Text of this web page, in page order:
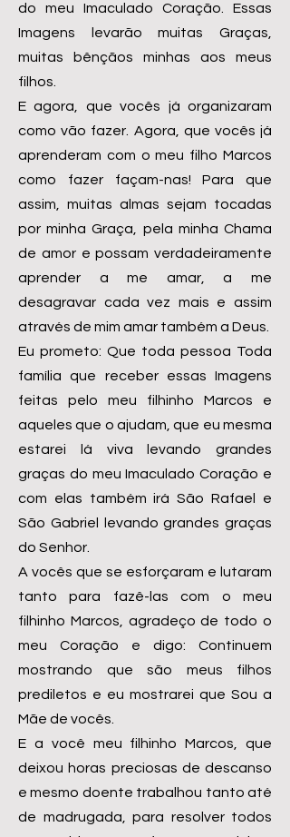
do meu Imaculado Coração. Essas
Imagens levarão muitas Graças,
muitas bênçãos minhas aos meus
filhos.
E agora, que vocês já organizaram
como vão fazer. Agora, que vocês já
aprenderam com o meu filho Marcos
como fazer façam-nas! Para que
assim, muitas almas sejam tocadas
por minha Graça, pela minha Chama
de amor e possam verdadeiramente
aprender a me amar, a me
desagravar cada vez mais e assim
através de mim amar também a Deus.
Eu prometo: Que toda pessoa Toda
família que receber essas Imagens
feitas pelo meu filhinho Marcos e
aqueles que o ajudam, que eu mesma
estarei lá viva levando grandes
graças do meu Imaculado Coração e
com elas também irá São Rafael e
São Gabriel levando grandes graças
do Senhor.
A vocês que se esforçaram e lutaram
tanto para fazê-las com o meu
filhinho Marcos, agradeço de todo o
meu Coração e digo: Continuem
mostrando que são meus filhos
prediletos e eu mostrarei que Sou a
Mãe de vocês.
E a você meu filhinho Marcos, que
deixou horas preciosas de descanso
e mesmo doente trabalhou tanto até
de madrugada, para resolver todos